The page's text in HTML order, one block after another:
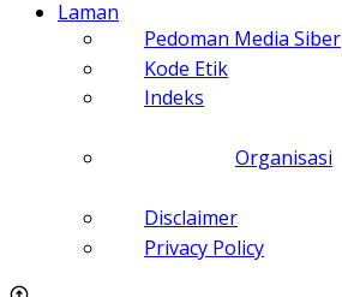
Laman
Pedoman Media Siber
Kode Etik
Indeks
Organisasi
Disclaimer
Privacy Policy